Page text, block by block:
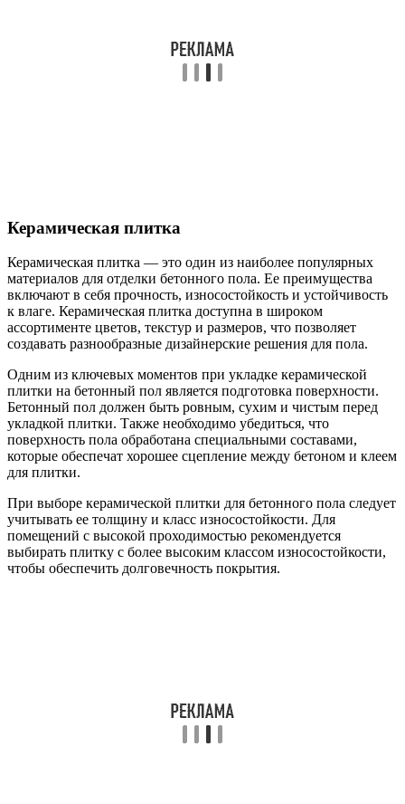
Керамическая плитка
Керамическая плитка — это один из наиболее популярных
материалов для отделки бетонного пола. Ее преимущества
включают в себя прочность, износостойкость и устойчивость
к влаге. Керамическая плитка доступна в широком
ассортименте цветов, текстур и размеров, что позволяет
создавать разнообразные дизайнерские решения для пола.
Одним из ключевых моментов при укладке керамической
плитки на бетонный пол является подготовка поверхности.
Бетонный пол должен быть ровным, сухим и чистым перед
укладкой плитки. Также необходимо убедиться, что
поверхность пола обработана специальными составами,
которые обеспечат хорошее сцепление между бетоном и клеем
для плитки.
При выборе керамической плитки для бетонного пола следует
учитывать ее толщину и класс износостойкости. Для
помещений с высокой проходимостью рекомендуется
выбирать плитку с более высоким классом износостойкости,
чтобы обеспечить долговечность покрытия.